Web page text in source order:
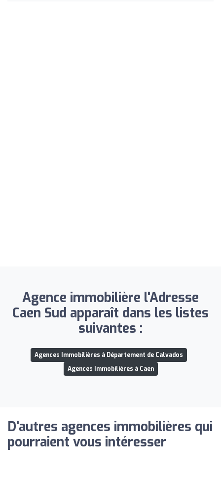
Agence immobilière l'Adresse
Caen Sud apparaît dans les listes
suivantes :
Agences Immobilières à Département de Calvados
Agences Immobilières à Caen
D'autres agences immobilières qui
pourraient vous intéresser